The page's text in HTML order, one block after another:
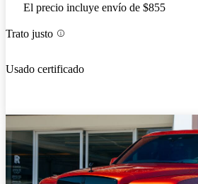
El precio incluye envío de $855
Trato justo
Usado certificado